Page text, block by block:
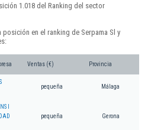
1.018 del Ranking del sector
en el ranking de Serpama Sl y
Ventas (€) Provincia
pequeña Málaga
I
pequeña Gerona